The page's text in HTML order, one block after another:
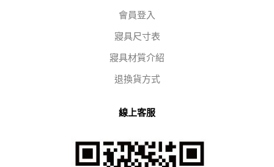
會員登入
寢具尺寸表
寢具材質介紹
退換貨方式
線上客服